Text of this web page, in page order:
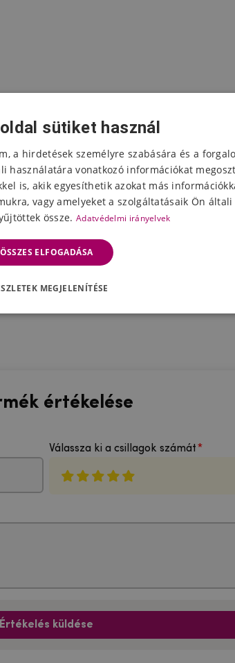
értékelése
Válassza ki a csillagok számát
Értékelés küldése
sütiket használ
a hirdetések személyre szabására és a
használatára vonatkozó információkat
is, akik egyesíthetik azokat más
vagy amelyeket a szolgáltatásaik Ön általi
össze. Adatvédelmi irányelvek
ÖSSZES ELFOGADÁSA
MEGJELENÍTÉSE